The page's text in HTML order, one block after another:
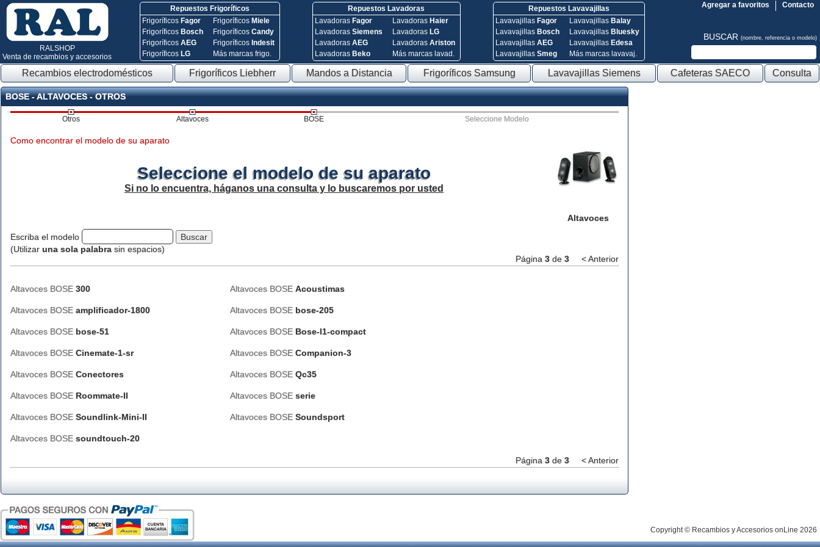
RALSHOP
Venta de recambios y accesorios
Repuestos Frigoríficos
Frigoríficos Fagor
Frigoríficos Bosch
FrigoríficosAEG
Frigoríficos LG
Frigoríficos Miele
FrigoríficosCandy
Frigoríficos Indesit
Más marcas frigo.
Repuestos Lavadoras
Lavadoras Fagor
Lavadoras Siemens
Lavadoras AEG
Lavadoras Beko
Lavadoras Haier
Lavadoras LG
Lavadoras Ariston
Más marcas lavad.
Repuestos Lavavajillas
Lavavajillas Fagor
Lavavajillas Bosch
Lavavajillas AEG
Lavavajillas Smeg
Lavavajillas Balay
Lavavajillas Bluesky
Lavavajillas Edesa
Más marcas lavavaj.
Contacto
Agregar a favoritos
BUSCAR (nombre, referencia o modelo)
Recambios electrodomésticos Frigoríficos Liebherr Mandos a Distancia Frigoríficos Samsung Lavavajillas Siemens Cafeteras SAECO Consulta
BOSE - ALTAVOCES - OTROS
Otros Altavoces BOSE Seleccione Modelo
Altavoces
Como encontrar el modelo de su aparato
Seleccione el modelo de su aparato
Si no lo encuentra, háganos una consulta y lo buscaremos por usted
Escriba el modelo
(Utilizar una sola palabra sin espacios)
Página 3 de 3 < Anterior
Altavoces BOSE 300 Altavoces BOSE Acoustimas
Altavoces BOSE amplificador-1800 Altavoces BOSE bose-205
Altavoces BOSE bose-51 Altavoces BOSE Bose-l1-compact
Altavoces BOSE Cinemate-1-sr Altavoces BOSE Companion-3
Altavoces BOSE Conectores Altavoces BOSE Qc35
Altavoces BOSE Roommate-II Altavoces BOSE serie
Altavoces BOSE Soundlink-Mini-II Altavoces BOSE Soundsport
Altavoces BOSE soundtouch-20
Página 3 de 3 < Anterior
Copyright © Recambios y Accesorios onLine 2026